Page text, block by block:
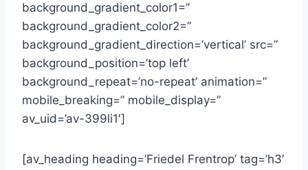
background_gradient_color1=”
background_gradient_color2=”
background_gradient_direction=’vertical’ src=”
background_position=’top left’
background_repeat=’no-repeat’ animation=”
mobile_breaking=” mobile_display=”
av_uid=’av-399li1′]
[av_heading heading=’Friedel Frentrop’ tag=’h3′